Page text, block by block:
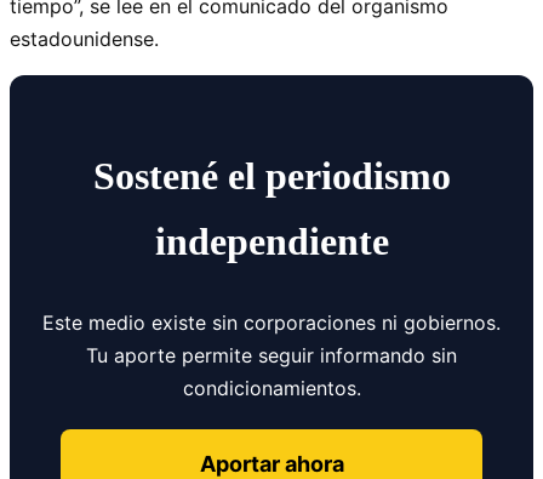
tiempo”, se lee en el comunicado del organismo
estadounidense.
Sostené el periodismo
independiente
Este medio existe sin corporaciones ni gobiernos.
Tu aporte permite seguir informando sin
condicionamientos.
Aportar ahora